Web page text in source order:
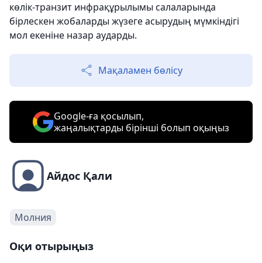
көлік-транзит инфрақұрылымы салаларында
бірлескен жобаларды жүзеге асырудың мүмкіндігі
мол екеніне назар аударды.
Мақаламен бөлісу
Google-ға қосылып,
жаңалықтарды бірінші болып оқыңыз
Айдос Қали
Молния
Оқи отырыңыз